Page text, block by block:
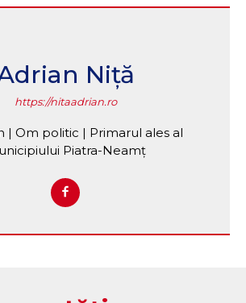
Niță
https://nitaadrian.ro
| Om politic | Primarul ales al
Piatra-Neamț